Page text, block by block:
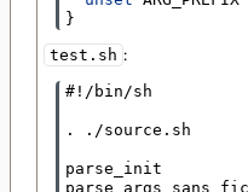
}
test.sh :
#!/bin/sh
. ./source.sh
parse_init